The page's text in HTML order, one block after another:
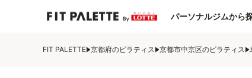
パーソナルジムから
FIT PALETTE 京都府のピラティス 京都市中京区のピラティス